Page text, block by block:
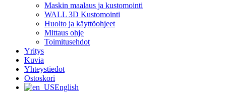
Maskin maalaus ja kustomointi
WALL 3D Kustomointi
Huolto ja käyttöohjeet
Mittaus ohje
Toimitusehdot
Yritys
Kuvia
Yhteystiedot
Ostoskori
English